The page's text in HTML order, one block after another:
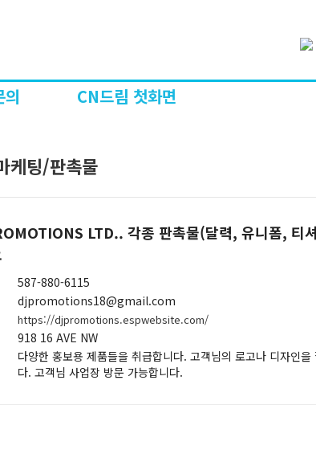
의 CN드림 첫화면
케팅/판촉물
LTD.. 각종 판촉물(달력, 유니폼, 티
587-880-6115
djpromotions18@gmail.com
https://djpromotions.espwebsite.com/
918 16 AVE NW
다양한 홍보용 제품들을 취급합니다. 고객님의 로고나 디자인
다. 고객님 사업장 방문 가능합니다.